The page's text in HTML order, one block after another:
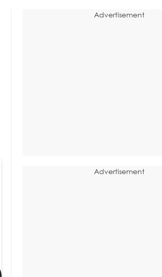
Advertisement
Advertisement